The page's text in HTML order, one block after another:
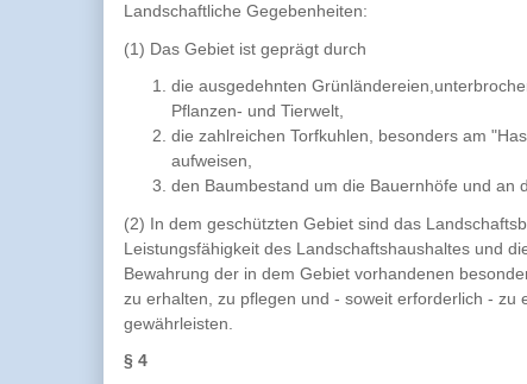
Landschaftliche Gegebenheiten:
(1) Das Gebiet ist geprägt durch
die ausgedehnten
Pflanzen- und Tierwelt,
die zahlreichen Torfkuhlen, besonders am
aufweisen,
den Baumbestand um die Bauernhöfe und an
(2) In dem geschützten Gebiet sind das
Leistungsfähigkeit des Landschaftshaushaltes und
Bewahrung der in dem Gebiet vorhandenen
zu erhalten, zu pflegen und - soweit erforderlich -
gewährleisten.
§ 4